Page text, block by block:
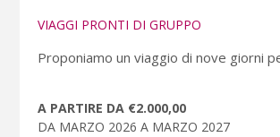
VIAGGI PRONTI DI GRUPPO
Proponiamo un viaggio di nove giorni
A PARTIRE DA €2.000,00
DA MARZO 2026 A MARZO 2027